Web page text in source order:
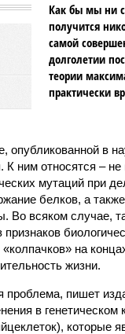
Как бы мы ни
получится
самой
долголетии
теории
практически
опубликованной в
К ним относятся –
мутаций при
белков, а
Во всяком случае,
на
жизни.
проблема, пишет
в
которые